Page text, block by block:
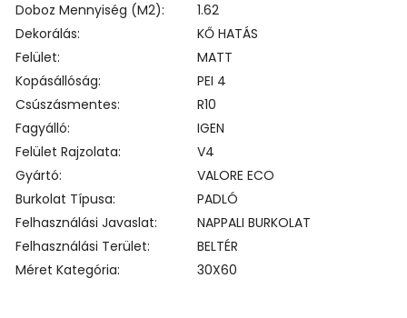
Doboz Mennyiség (m2)
1.62
Dekorálás
KŐ HATÁS
Felület
MATT
Kopásállóság
PEI 4
Csúszásmentes
R10
Fagyálló
IGEN
Felület Rajzolata
V4
Gyártó
VALORE ECO
Burkolat Típusa
PADLÓ
Felhasználási Javaslat
NAPPALI BURKOLAT
Felhasználási Terület
BELTÉR
Méret Kategória
30X60